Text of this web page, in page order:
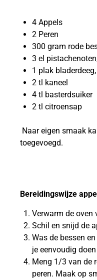
4 Appels
2 Peren
300 gram rode
3 el
1 plak
2 tl kaneel
4 tl basterdsuiker
2 tl citroensap
Naar eigen smaak
toegevoegd.
Bereidingswijze
Verwarm de oven
Schil en snijd de
Was de bessen
je eenvoudig
Meng 1/3 van de
peren. Maak op